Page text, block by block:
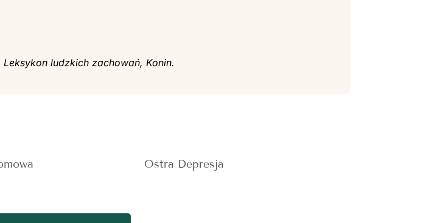
ludzkich zachowań, Konin.
Ostra Depresja